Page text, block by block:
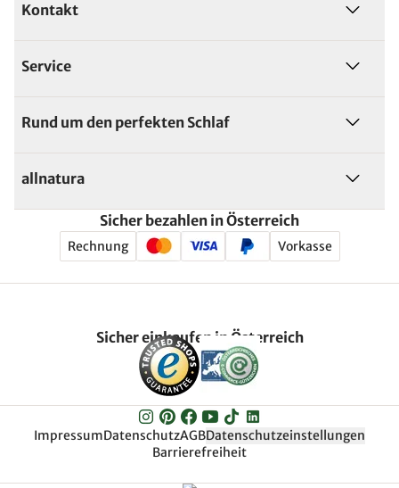
Kontakt
Service
Rund um den perfekten Schlaf
allnatura
Sicher bezahlen in Österreich
Rechnung Vorkasse
Sicher einkaufen in Österreich
ImpressumDatenschutzAGBDatenschutzeinstellungen
Barrierefreiheit